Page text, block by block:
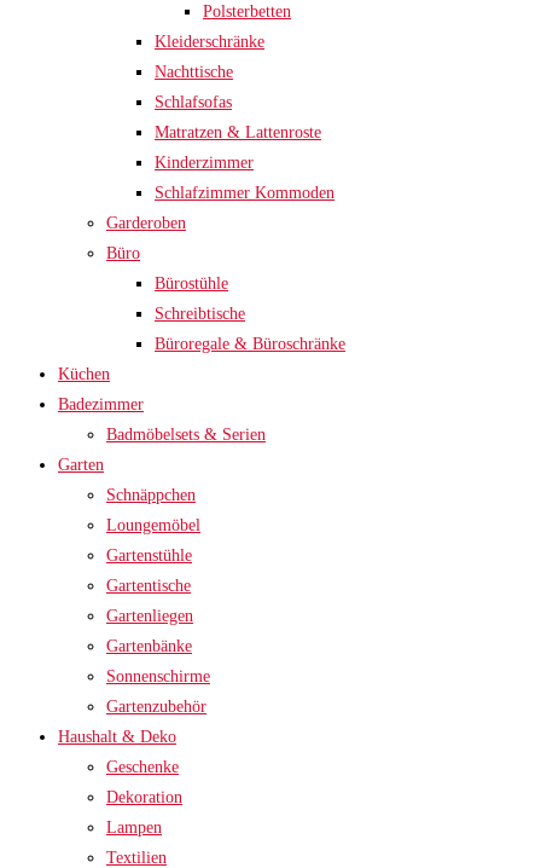
Polsterbetten
Kleiderschränke
Nachttische
Schlafsofas
Matratzen & Lattenroste
Kinderzimmer
Schlafzimmer Kommoden
Garderoben
Büro
Bürostühle
Schreibtische
Büroregale & Büroschränke
Küchen
Badezimmer
Badmöbelsets & Serien
Garten
Schnäppchen
Loungemöbel
Gartenstühle
Gartentische
Gartenliegen
Gartenbänke
Sonnenschirme
Gartenzubehör
Haushalt & Deko
Geschenke
Dekoration
Lampen
Textilien